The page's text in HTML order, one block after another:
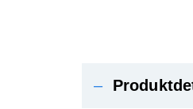
–